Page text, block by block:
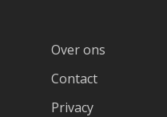
Over ons
Contact
Privacy